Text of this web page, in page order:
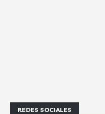
REDES SOCIALES